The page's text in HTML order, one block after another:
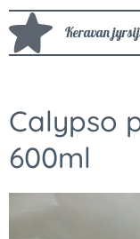
Keravan
Calypso
600ml